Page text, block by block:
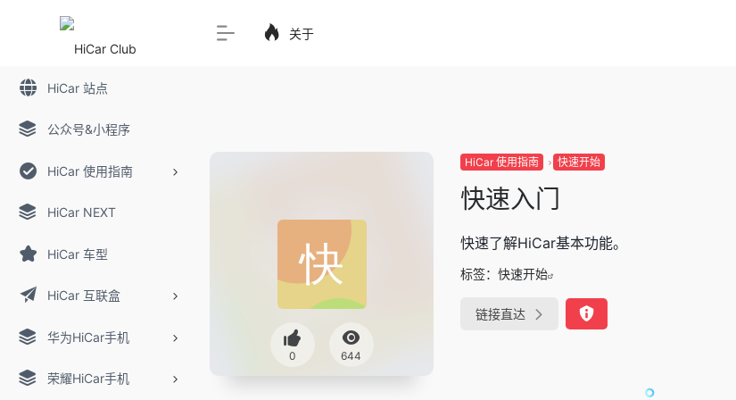
HiCar 站点
公众号&小程序
HiCar 使用指南
HiCar NEXT
HiCar 车型
HiCar 互联盒
华为HiCar手机
荣耀HiCar手机
关于
0 644
HiCar 使用指南 快速开始
快速入门
快速了解HiCar基本功能。
标签： 快速开始
链接直达